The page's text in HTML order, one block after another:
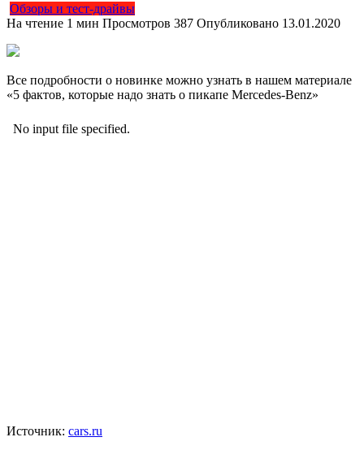
Обзоры и тест-драйвы
На чтение 1 мин Просмотров 387 Опубликовано 13.01.2020
Все подробности о новинке можно узнать в нашем материале
«5 фактов, которые надо знать о пикапе Mercedes-Benz»
Источник: cars.ru